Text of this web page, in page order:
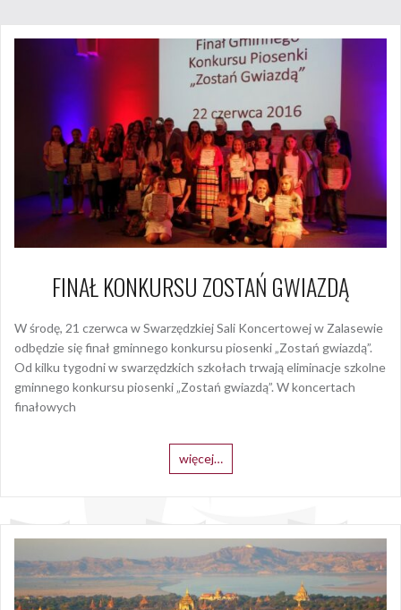
FINAŁ KONKURSU ZOSTAŃ GWIAZDĄ
W środę, 21 czerwca w Swarzędzkiej Sali Koncertowej w Zalasewie
odbędzie się finał gminnego konkursu piosenki „Zostań gwiazdą”.
Od kilku tygodni w swarzędzkich szkołach trwają eliminacje szkolne
gminnego konkursu piosenki „Zostań gwiazdą”. W koncertach
finałowych
więcej…